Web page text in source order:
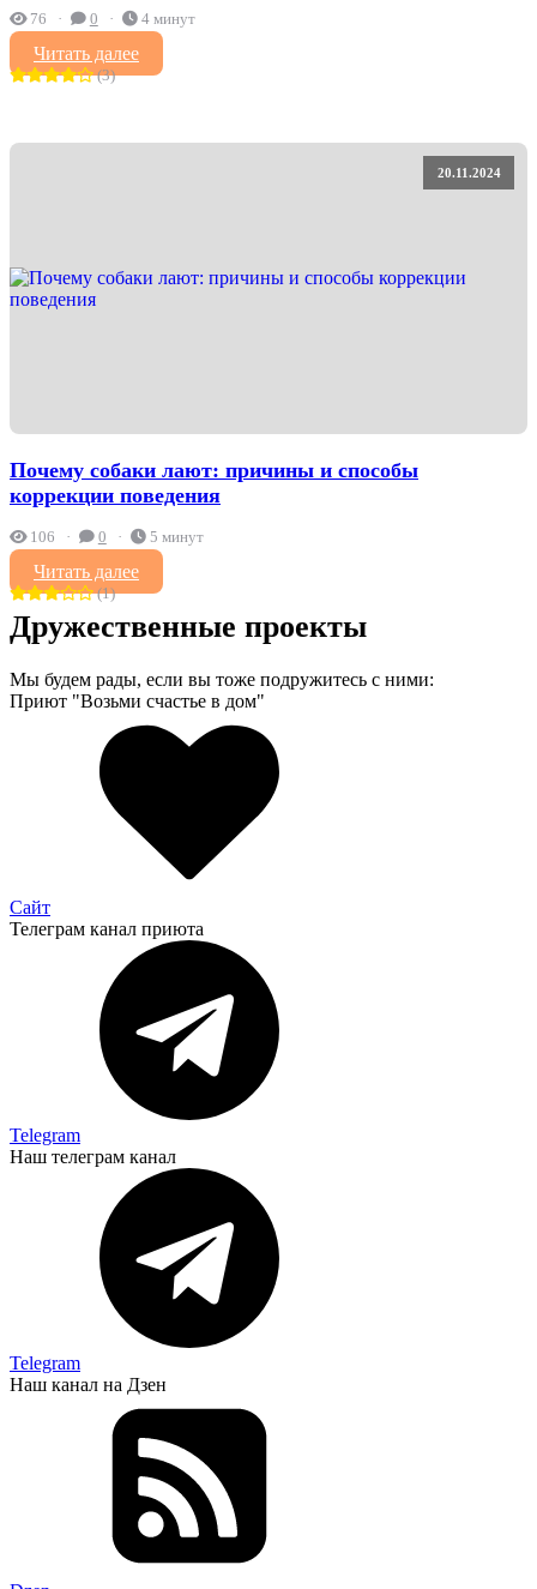
76 0 4 минут
Читать далее
(3)
20.11.2024
Почему собаки лают: причины и способы
коррекции поведения
106 0 5 минут
Читать далее
(1)
Дружественные проекты
Мы будем рады, если вы тоже подружитесь с ними:
Приют "Возьми счастье в дом"
Сайт
Телеграм канал приюта
Telegram
Наш телеграм канал
Telegram
Наш канал на Дзен